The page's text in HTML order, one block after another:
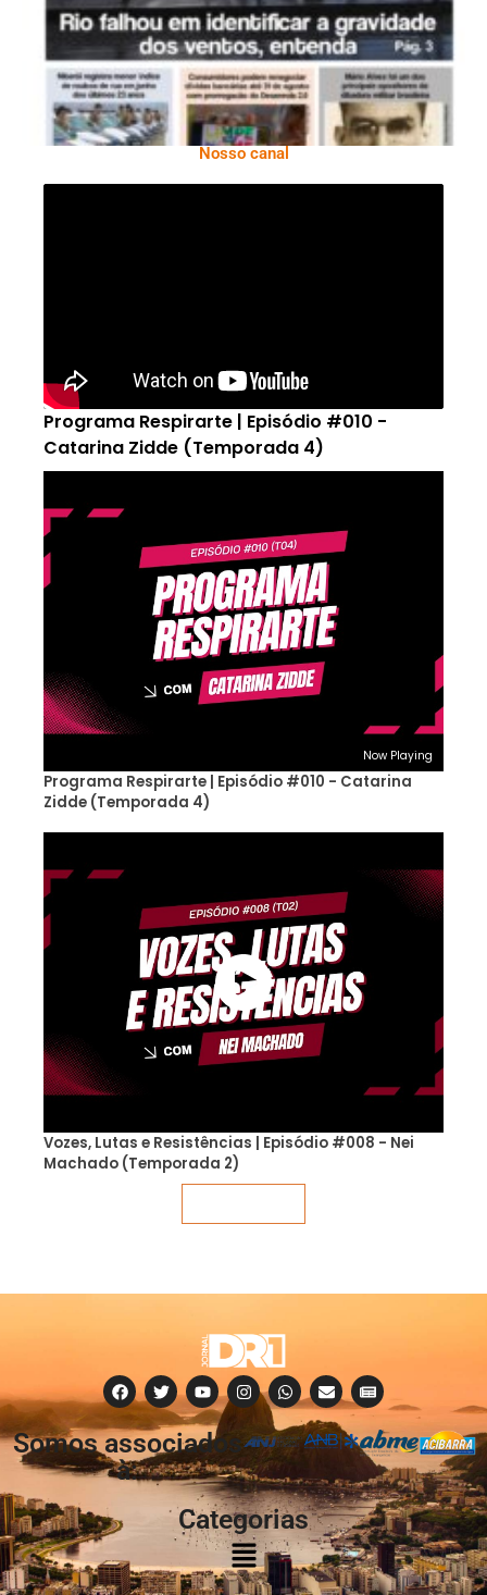
Nosso canal
Programa Respirarte | Episódio #010 -
Catarina Zidde (Temporada 4)
Now Playing
Programa Respirarte | Episódio #010 - Catarina
Zidde (Temporada 4)
Vozes, Lutas e Resistências | Episódio #008 - Nei
Machado (Temporada 2)
Somos associados
à:
Categorias